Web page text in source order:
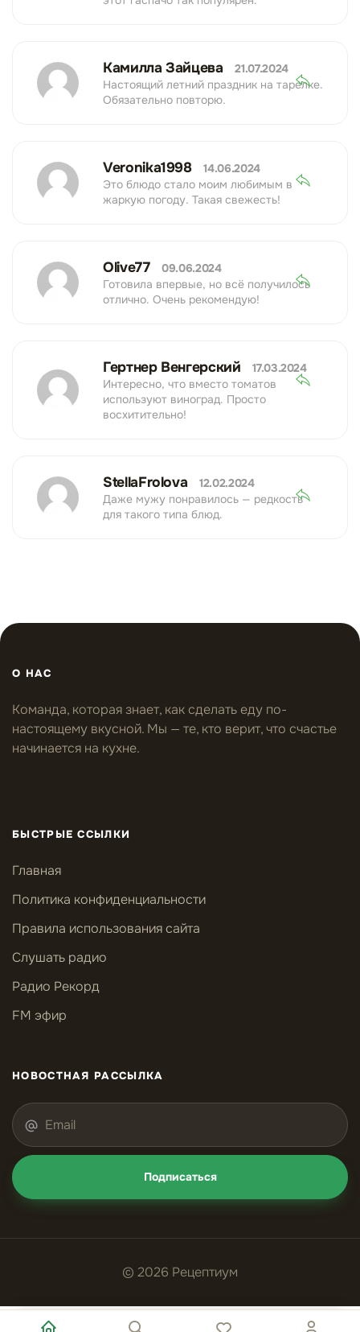
Камилла Зайцева
21.07.2024
Настоящий летний праздник на тарелке.
Обязательно повторю.
Veronika1998
14.06.2024
Это блюдо стало моим любимым в
жаркую погоду. Такая свежесть!
Olive77
09.06.2024
Готовила впервые, но всё получилось
отлично. Очень рекомендую!
Гертнер Венгерский
17.03.2024
Интересно, что вместо томатов
используют виноград. Просто
восхитительно!
StellaFrolova
12.02.2024
Даже мужу понравилось — редкость
для такого типа блюд.
О НАС
Команда, которая знает, как сделать еду по-
настоящему вкусной. Мы — те, кто верит, что счастье
начинается на кухне.
БЫСТРЫЕ ССЫЛКИ
Главная
Политика конфиденциальности
Правила использования сайта
Слушать радио
Радио Рекорд
FM эфир
НОВОСТНАЯ РАССЫЛКА
Подписаться
© 2026 Рецептиум